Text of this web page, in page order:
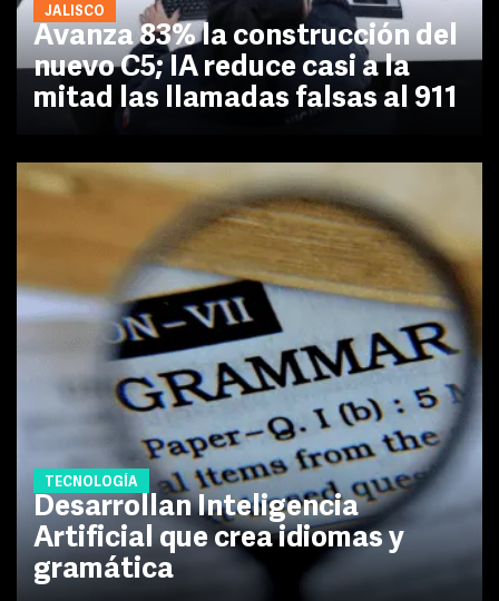
JALISCO
Avanza 83% la construcción del
nuevo C5; IA reduce casi a la
mitad las llamadas falsas al 911
TECNOLOGÍA
Desarrollan Inteligencia
Artificial que crea idiomas y
gramática